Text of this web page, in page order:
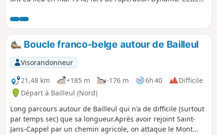
fréquentées par les automobiles.
Boucle franco-belge autour de Bailleul
Visorandonneur
21,48 km
+185 m -176 m 6h 40
Difficile
Départ à Bailleul (Nord)
Long parcours autour de Bailleul qui n'a de difficile (surtout
par temps sec) que sa longueur.Après avoir rejoint Saint-
Jans-Cappel par un chemin agricole, on attaque le Mont